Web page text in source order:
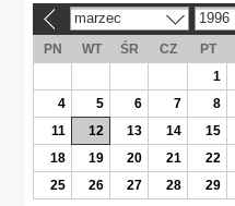
marzec 1996
PN WT ŚR CZ PT
1
4
5 6 7 8
11
12 13 14 15
18
19 20 21 22
25
26 27 28 29